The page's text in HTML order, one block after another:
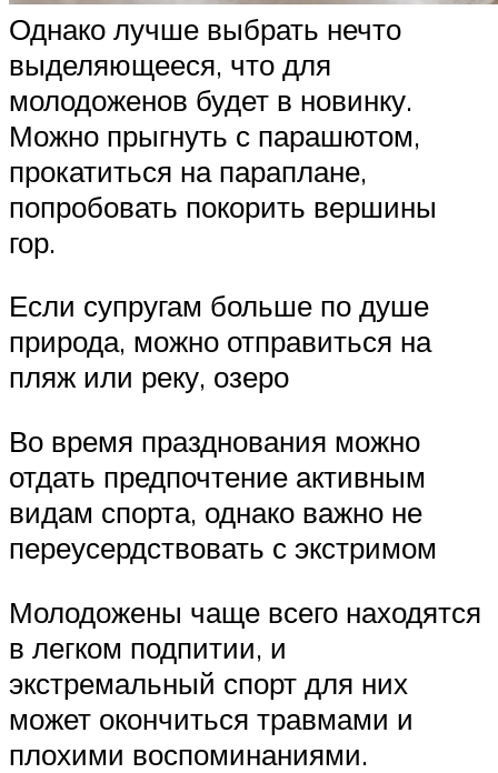
Однако лучше выбрать нечто
выделяющееся, что для
молодоженов будет в новинку.
Можно прыгнуть с парашютом,
прокатиться на параплане,
попробовать покорить вершины
гор.
Если супругам больше по душе
природа, можно отправиться на
пляж или реку, озеро
Во время празднования можно
отдать предпочтение активным
видам спорта, однако важно не
переусердствовать с экстримом
Молодожены чаще всего находятся
в легком подпитии, и
экстремальный спорт для них
может окончиться травмами и
плохими воспоминаниями.